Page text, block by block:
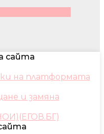
сайта
на платформата
и замяна